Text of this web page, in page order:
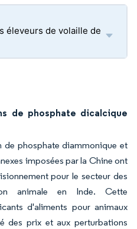
éleveurs de volaille de
de phosphate dicalcique
de phosphate diammonique et
imposées par la Chine ont
pour le secteur des
animale en Inde. Cette
d'aliments pour animaux
des prix et aux perturbations